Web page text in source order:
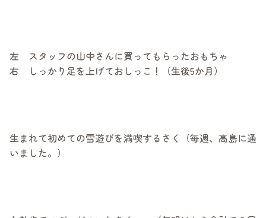
左 スタッフの山中さんに買ってもらったおもちゃ
右 しっかり足を上げておしっこ！（生後5か月）
生まれて初めての雪遊びを満喫するさく（毎週、高島に通
いました。）